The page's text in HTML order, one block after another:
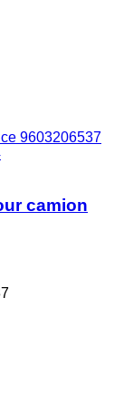
9603206537
camion